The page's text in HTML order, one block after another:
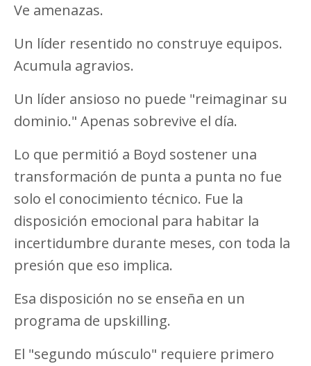
Ve amenazas.
Un líder resentido no construye equipos.
Acumula agravios.
Un líder ansioso no puede "reimaginar su
dominio." Apenas sobrevive el día.
Lo que permitió a Boyd sostener una
transformación de punta a punta no fue
solo el conocimiento técnico. Fue la
disposición emocional para habitar la
incertidumbre durante meses, con toda la
presión que eso implica.
Esa disposición no se enseña en un
programa de upskilling.
El "segundo músculo" requiere primero